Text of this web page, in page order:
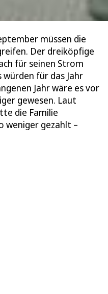
müssen die
Der dreiköpfige
für seinen Strom
würden für das Jahr
Jahr wäre es vor
gewesen. Laut
die Familie
weniger gezahlt –